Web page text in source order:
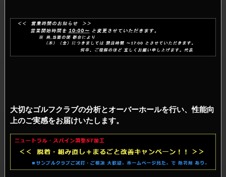
大切なゴルフクラブの分析とオーバーホールを行い、性能向
上のご実感をお届けいたします。